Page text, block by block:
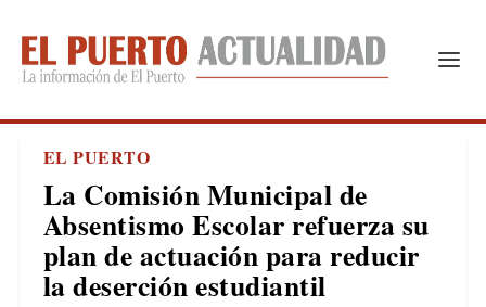
EL PUERTO
La Comisión Municipal de
Absentismo Escolar refuerza su
plan de actuación para reducir
la deserción estudiantil